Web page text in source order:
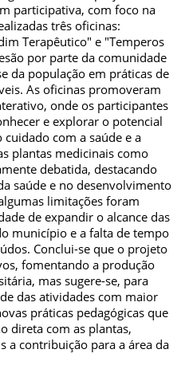
participativa, com foco na
três oficinas:
Terapêutico" e "Temperos
por parte da comunidade
da população em práticas de
As oficinas promoveram
onde os participantes
e explorar o potencial
com a saúde e a
plantas medicinais como
debatida, destacando
saúde e no desenvolvimento
limitações foram
de expandir o alcance das
município e a falta de tempo
Conclui-se que o projeto
fomentando a produção
mas sugere-se, para
das atividades com maior
práticas pedagógicas que
direta com as plantas,
a contribuição para a área da